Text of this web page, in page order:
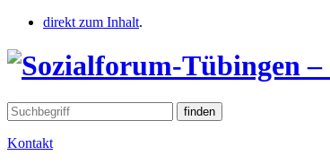
direkt zum Inhalt.
Kontakt